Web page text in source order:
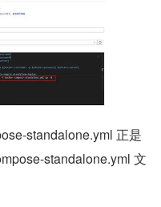
standalone.yml 正是
standalone.yml 文